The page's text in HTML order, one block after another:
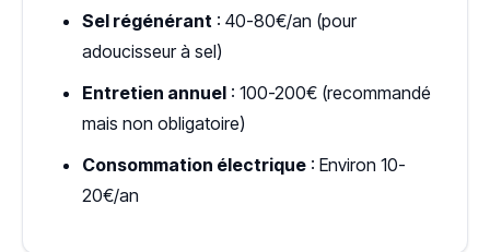
Sel régénérant : 40-80€/an (pour
adoucisseur à sel)
Entretien annuel : 100-200€ (recommandé
mais non obligatoire)
Consommation électrique : Environ 10-
20€/an